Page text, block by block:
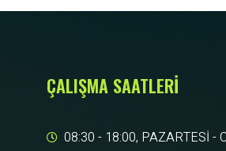
ÇALIŞMA SAATLERİ
08:30 - 18:00, PAZARTESİ -